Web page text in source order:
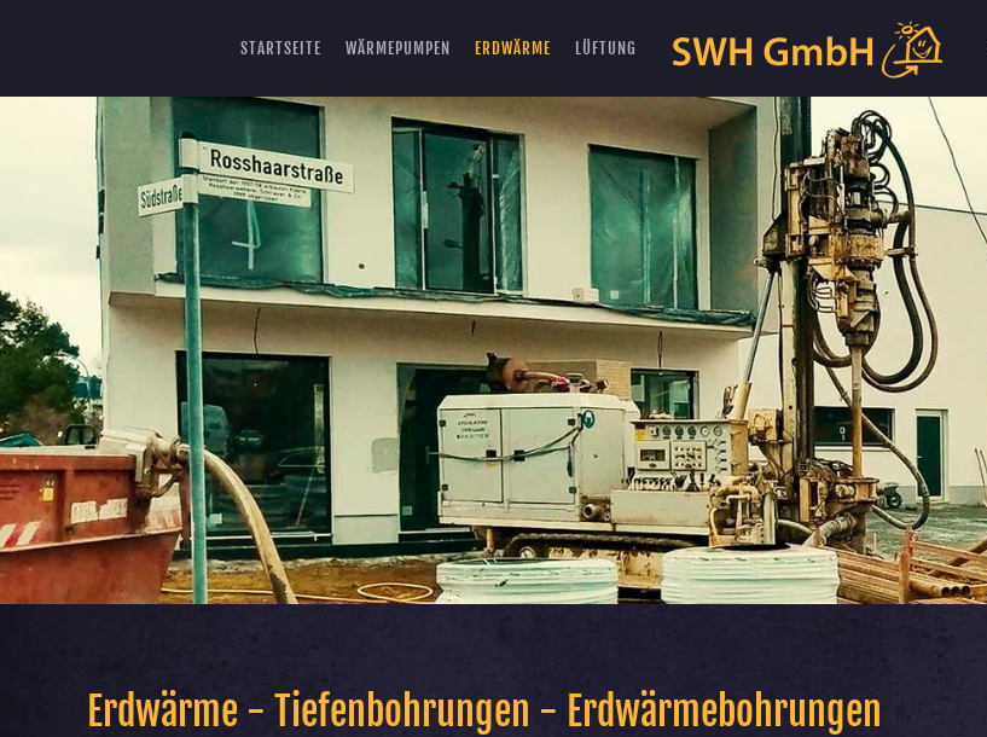
STARTSEITE WÄRMEPUMPEN ERDWÄRME LÜFTUNG
Erdwärme - Tiefenbohrungen - Erdwärmebohrungen